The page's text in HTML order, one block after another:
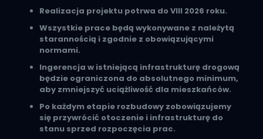
Realizacja projektu potrwa do VIII 2026 roku.
Wszystkie prace będą wykonywane z należytą
starannością i zgodnie z obowiązującymi
normami.
Ingerencja w istniejącą infrastrukturę drogową
będzie ograniczona do absolutnego minimum,
aby zmniejszyć uciążliwość dla mieszkańców.
Po każdym etapie rozbudowy zobowiązujemy
się przywrócić otoczenie i infrastrukturę do
stanu sprzed rozpoczęcia prac.